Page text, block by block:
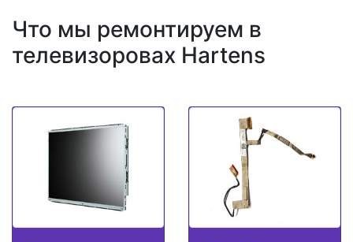
Что мы ремонтируем в
телевизоровах Hartens